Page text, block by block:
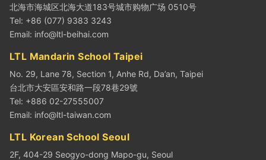
北海市海城区北海大道183号城市购物广场 0510号
Tel: +86 (077) 9383 3243
Email: info@ltl-beihai.com
LTL Mandarin School Taipei
No. 29, Lane 78, Section 1, Anhe Rd, Da’an, Taipei
台北市大安區安和路一段78巷29號
Tel: +886 02-27555007
Email: info@ltl-taiwan.com
LTL Korean School Seoul
2F, 404-29 Seogyo-dong Mapo-gu, Seoul